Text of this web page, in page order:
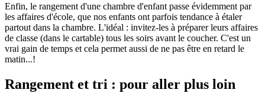
Enfin, le rangement d'une chambre d'enfant passe évidemment par
les affaires d'école, que nos enfants ont parfois tendance à étaler
partout dans la chambre. L'idéal : invitez-les à préparer leurs affaires
de classe (dans le cartable) tous les soirs avant le coucher. C'est un
vrai gain de temps et cela permet aussi de ne pas être en retard le
matin...!
Rangement et tri : pour aller plus loin